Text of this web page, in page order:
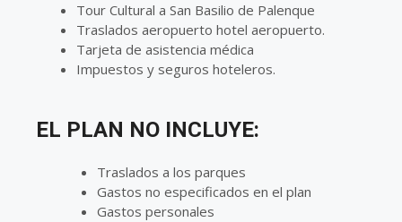
Tour Cultural a San Basilio de Palenque
Traslados aeropuerto hotel aeropuerto.
Tarjeta de asistencia médica
Impuestos y seguros hoteleros.
EL PLAN NO INCLUYE:
Traslados a los parques
Gastos no especificados en el plan
Gastos personales